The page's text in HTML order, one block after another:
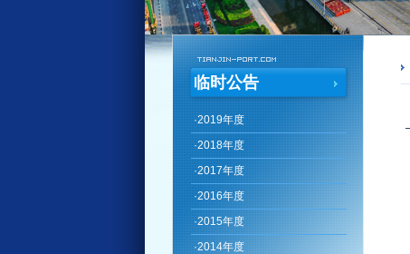
临时公告
·2019年度
·2018年度
·2017年度
·2016年度
·2015年度
·2014年度